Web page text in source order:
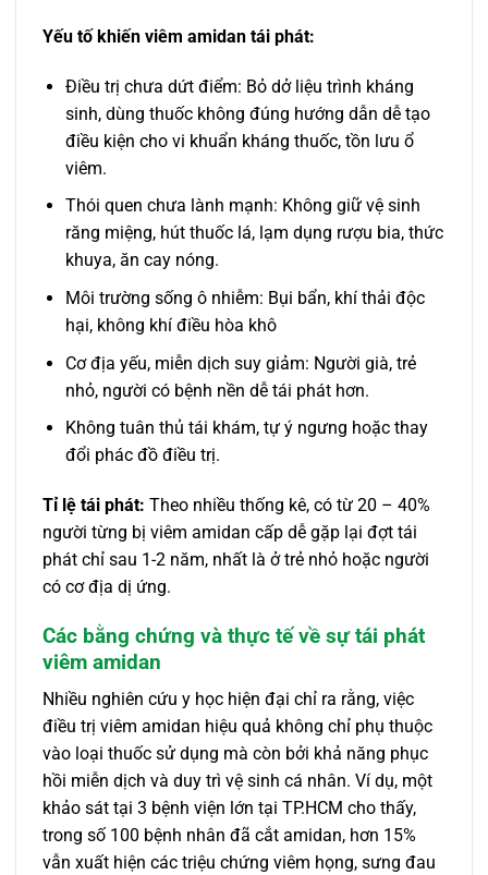
Yếu tố khiến viêm amidan tái phát:
Điều trị chưa dứt điểm: Bỏ dở liệu trình kháng
sinh, dùng thuốc không đúng hướng dẫn dễ tạo
điều kiện cho vi khuẩn kháng thuốc, tồn lưu ổ
viêm.
Thói quen chưa lành mạnh: Không giữ vệ sinh
răng miệng, hút thuốc lá, lạm dụng rượu bia, thức
khuya, ăn cay nóng.
Môi trường sống ô nhiễm: Bụi bẩn, khí thải độc
hại, không khí điều hòa khô
Cơ địa yếu, miễn dịch suy giảm: Người già, trẻ
nhỏ, người có bệnh nền dễ tái phát hơn.
Không tuân thủ tái khám, tự ý ngưng hoặc thay
đổi phác đồ điều trị.
Tỉ lệ tái phát: Theo nhiều thống kê, có từ 20 – 40%
người từng bị viêm amidan cấp dễ gặp lại đợt tái
phát chỉ sau 1-2 năm, nhất là ở trẻ nhỏ hoặc người
có cơ địa dị ứng.
Các bằng chứng và thực tế về sự tái phát
viêm amidan
Nhiều nghiên cứu y học hiện đại chỉ ra rằng, việc
điều trị viêm amidan hiệu quả không chỉ phụ thuộc
vào loại thuốc sử dụng mà còn bởi khả năng phục
hồi miễn dịch và duy trì vệ sinh cá nhân. Ví dụ, một
khảo sát tại 3 bệnh viện lớn tại TP.HCM cho thấy,
trong số 100 bệnh nhân đã cắt amidan, hơn 15%
vẫn xuất hiện các triệu chứng viêm họng, sưng đau